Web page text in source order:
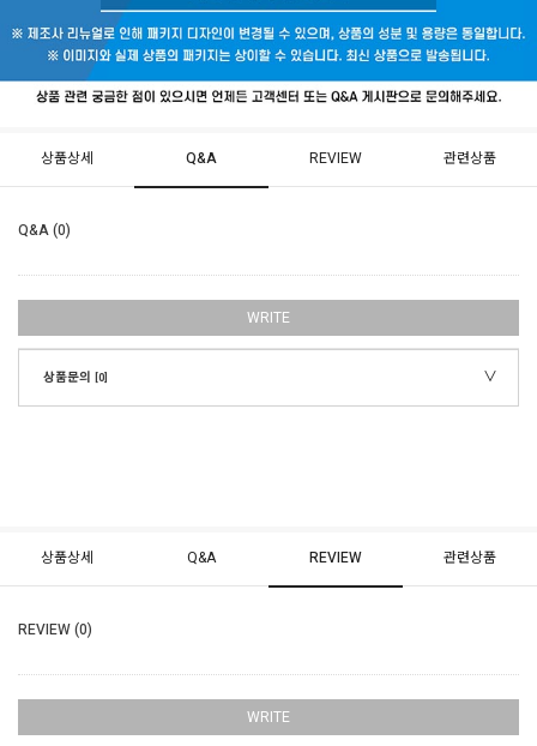
상품상세 Q&A REVIEW 관련상품
Q&A (0)
WRITE
상품문의 [0]
상품상세 Q&A REVIEW 관련상품
REVIEW (0)
WRITE